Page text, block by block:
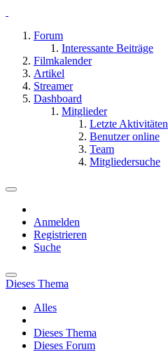
Forum
Interessante Beiträge
Filmkalender
Artikel
Streamer
Dashboard
Mitglieder
Letzte Aktivitäten
Benutzer online
Team
Mitgliedersuche
Anmelden
Registrieren
Suche
Dieses Thema
Alles
Dieses Thema
Dieses Forum